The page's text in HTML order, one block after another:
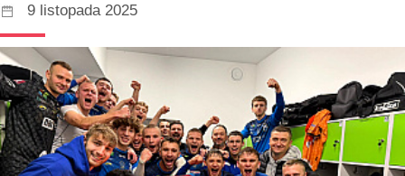
9 listopada 2025